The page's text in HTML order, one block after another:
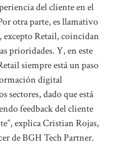
del cliente en el
otra parte, es llamativo
excepto Retail, coincidan
prioridades. Y, en este
siempre está un paso
digital
sectores, dado que está
feedback del cliente
explica Cristian Rojas,
de BGH Tech Partner.